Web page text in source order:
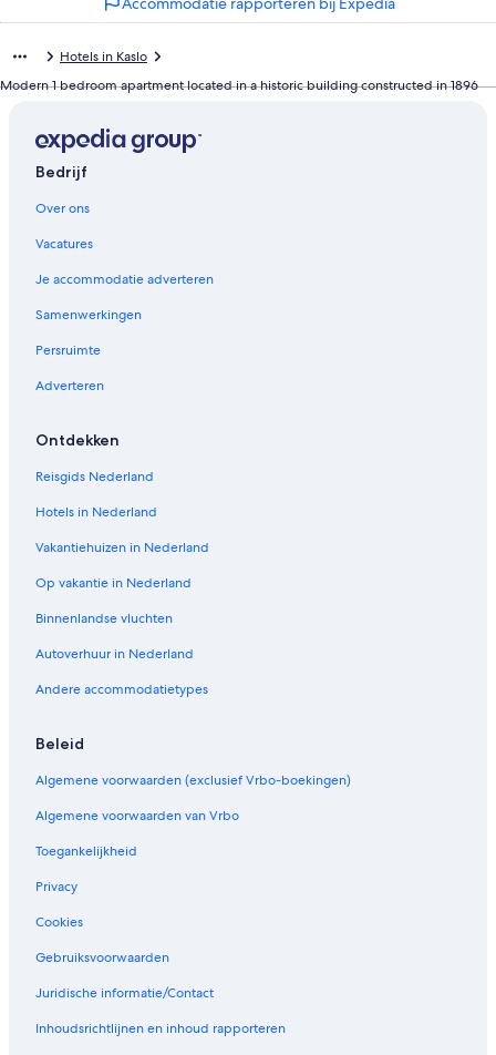
e
d
a
g
i
n
R
c
y
M
u
a
n
G
e
t
w
y
B
e
t
f
l
C
a
b
n
H
d
d
Hotels in Kaslo
Modern 1 bedroom apartment located in a historic building constructed in 1896
Bedrijf
Over ons
Vacatures
Je accommodatie adverteren
Samenwerkingen
Persruimte
Adverteren
Ontdekken
Reisgids Nederland
Hotels in Nederland
Vakantiehuizen in Nederland
Op vakantie in Nederland
Binnenlandse vluchten
Autoverhuur in Nederland
Andere accommodatietypes
Beleid
Algemene voorwaarden (exclusief Vrbo-boekingen)
Algemene voorwaarden van Vrbo
Toegankelijkheid
Privacy
Cookies
Gebruiksvoorwaarden
Juridische informatie/Contact
Inhoudsrichtlijnen en inhoud rapporteren